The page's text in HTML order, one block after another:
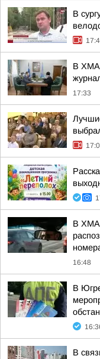
В
В
17:33
В
16:48
В
В